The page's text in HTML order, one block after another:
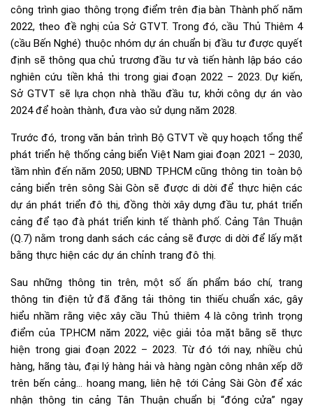
công trình giao thông trọng điểm trên địa bàn Thành phố năm
2022, theo đề nghị của Sở GTVT. Trong đó, cầu Thủ Thiêm 4
(cầu Bến Nghé) thuộc nhóm dự án chuẩn bị đầu tư được quyết
định sẽ thông qua chủ trương đầu tư và tiến hành lập báo cáo
nghiên cứu tiền khả thi trong giai đoạn 2022 – 2023. Dự kiến,
Sở GTVT sẽ lựa chọn nhà thầu đầu tư, khởi công dự án vào
2024 để hoàn thành, đưa vào sử dụng năm 2028.
Trước đó, trong văn bản trình Bộ GTVT về quy hoạch tổng thể
phát triển hệ thống cảng biển Việt Nam giai đoạn 2021 – 2030,
tầm nhìn đến năm 2050; UBND TP.HCM cũng thông tin toàn bộ
cảng biển trên sông Sài Gòn sẽ được di dời để thực hiện các
dự án phát triển đô thị, đồng thời xây dựng đầu tư, phát triển
cảng để tạo đà phát triển kinh tế thành phố. Cảng Tân Thuận
(Q.7) nằm trong danh sách các cảng sẽ được di dời để lấy mặt
bằng thực hiện các dự án chỉnh trang đô thị.
Sau những thông tin trên, một số ấn phẩm báo chí, trang
thông tin điện tử đã đăng tải thông tin thiếu chuẩn xác, gây
hiểu nhầm rằng việc xây cầu Thủ thiêm 4 là công trình trọng
điểm của TP.HCM năm 2022, việc giải tỏa mặt bằng sẽ thực
hiện trong giai đoạn 2022 – 2023. Từ đó tới nay, nhiều chủ
hàng, hãng tàu, đại lý hàng hải và hàng ngàn công nhân xếp dỡ
trên bến cảng… hoang mang, liên hệ tới Cảng Sài Gòn để xác
nhận thông tin cảng Tân Thuận chuẩn bị “đóng cửa” ngay